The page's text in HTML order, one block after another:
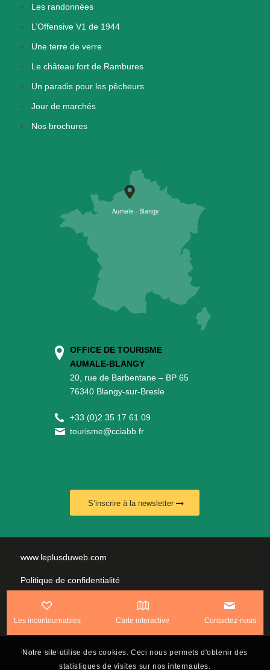
Les incontournables Carte interactive Contactez-nous
Les randonnées
L’Offensive V1 de 1944
Une terre de verre
Le château fort de Rambures
Un paradis pour les pêcheurs
Jour de marchés
Nos brochures
OFFICE DE TOURISME
AUMALE-BLANGY
20, rue de Barbentane – BP 65
76340 Blangy-sur-Bresle
+33 (0)2 35 17 61 09
tourisme@cciabb.fr
S’inscrire à la newsletter
www.leplusduweb.com
Politique de confidentialité
Plan du site
Nous contacter
Notre site utilise des cookies. Ceci nous permets d'obtenir des
statistiques de visites sur nos internautes.